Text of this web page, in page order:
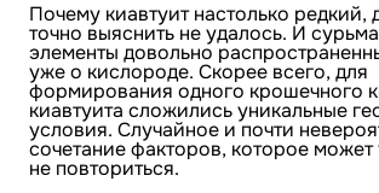
Почему киавтуит настолько редкий,
точно выяснить не удалось. И
элементы довольно
уже о кислороде. Скорее всего, для
формирования одного крошечного
киавтуита сложились уникальные
условия. Случайное и почти
сочетание факторов, которое может
не повториться.